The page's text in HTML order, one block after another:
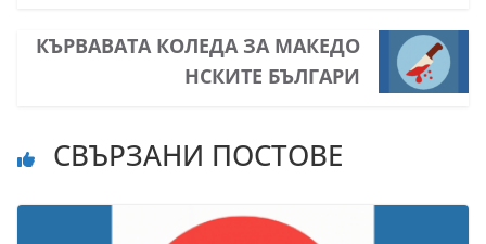
КЪРВАВАТА КОЛЕДА ЗА МАКЕДО
НСКИТЕ БЪЛГАРИ
СВЪРЗАНИ ПОСТОВЕ